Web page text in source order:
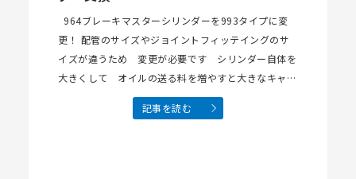
964ブレーキマスターシリンダーを993タイプに変
更！ 配管のサイズやジョイントフィッテイングのサ
イズが違うため 変更が必要です シリンダー自体を
大きくして オイルの送る料を増やすと大きなキャリ
記事を読む